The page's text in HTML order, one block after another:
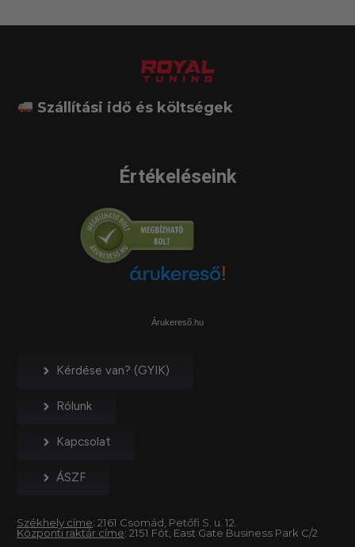
Szállítási idő és költségek
Értékeléseink
Árukereső.hu
Kérdése van? (GYIK)
Rólunk
Kapcsolat
ÁSZF
Székhely címe: 2161 Csomád, Petőfi S. u. 12.
Központi raktár címe: 2151 Fót, East Gate Business Park C/2